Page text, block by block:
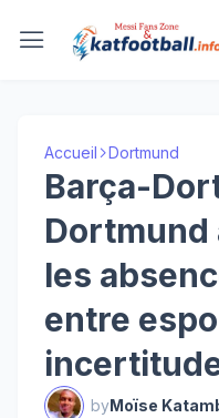
Accueil Dortmund
Barça-
Dortmund
les
entre
byMoïse